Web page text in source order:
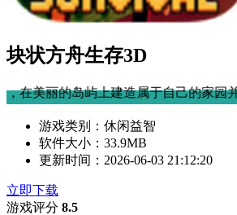
块状方舟生存3D
建造属于自己的家园并进行全方面的
游戏类别： 休闲益智
软件大小： 33.9MB
更新时间： 2026-06-03 21:12:20
立即下载
游戏评分 8.5